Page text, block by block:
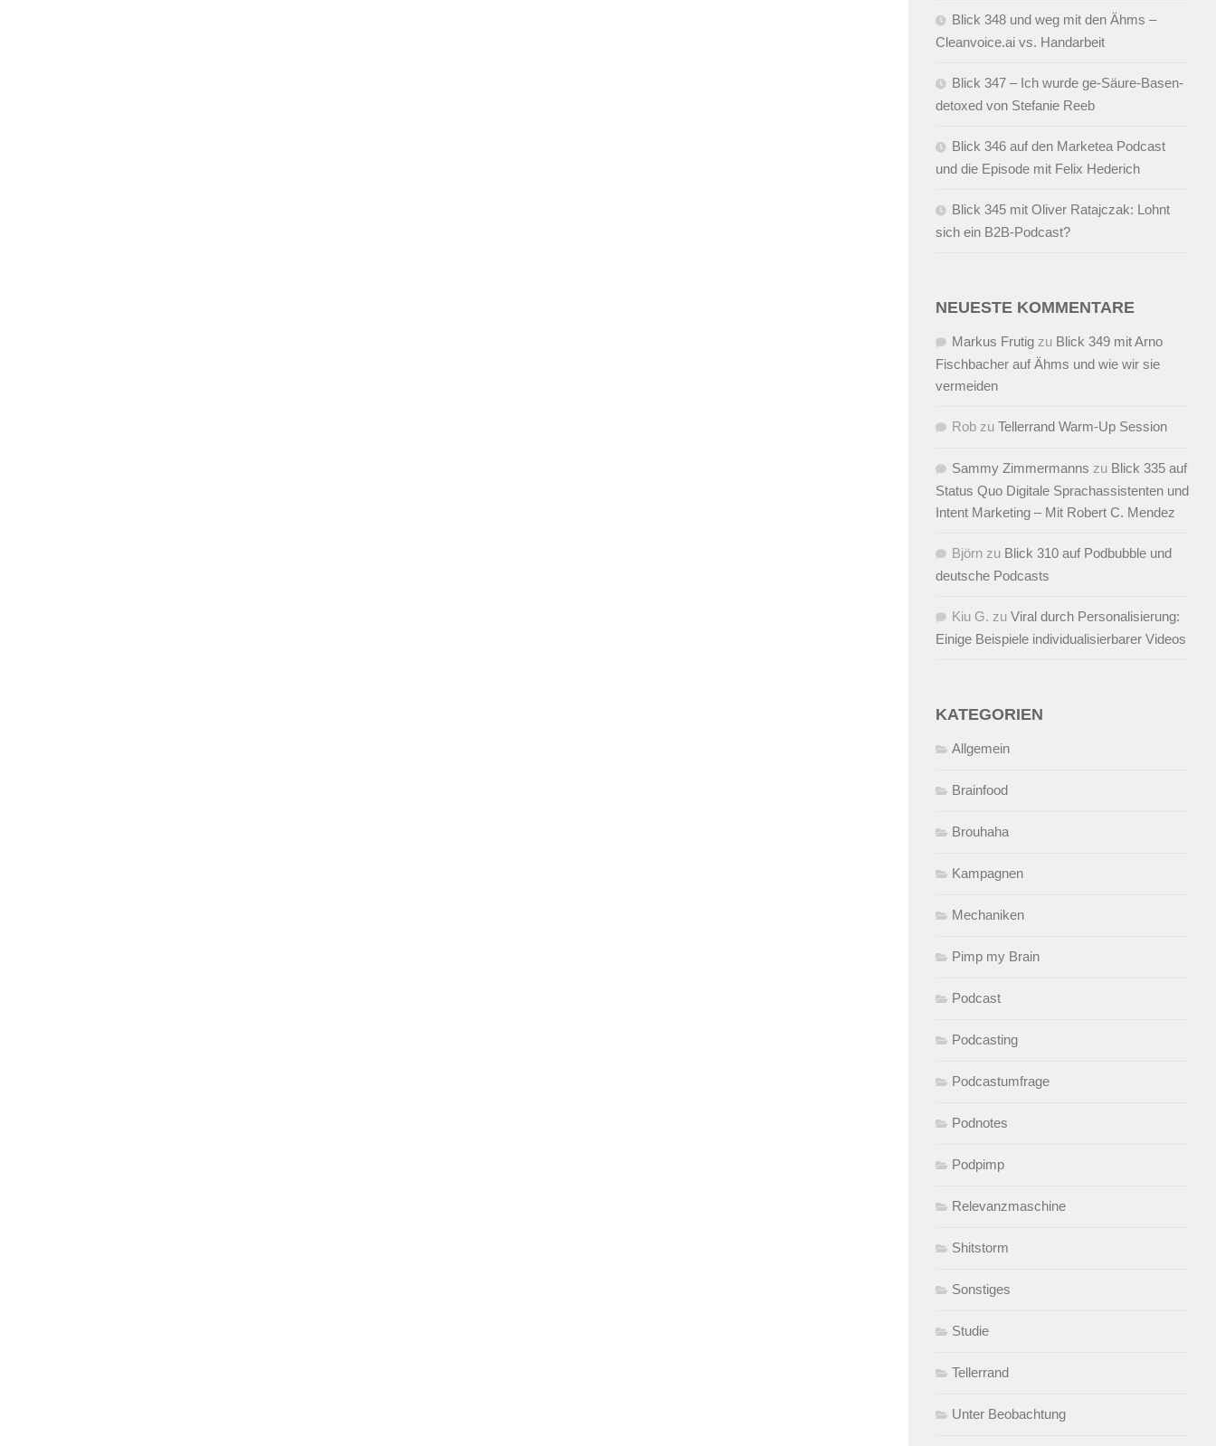
Blick 348 und weg mit den Ähms –
Cleanvoice.ai vs. Handarbeit
Blick 347 – Ich wurde ge-Säure-Basen-
detoxed von Stefanie Reeb
Blick 346 auf den Marketea Podcast
und die Episode mit Felix Hederich
Blick 345 mit Oliver Ratajczak: Lohnt
sich ein B2B-Podcast?
NEUESTE KOMMENTARE
Markus Frutig zu Blick 349 mit Arno
Fischbacher auf Ähms und wie wir sie
vermeiden
Rob zu Tellerrand Warm-Up Session
Sammy Zimmermanns zu Blick 335 auf
Status Quo Digitale Sprachassistenten und
Intent Marketing – Mit Robert C. Mendez
Björn zu Blick 310 auf Podbubble und
deutsche Podcasts
Kiu G. zu Viral durch Personalisierung:
Einige Beispiele individualisierbarer Videos
KATEGORIEN
Allgemein
Brainfood
Brouhaha
Kampagnen
Mechaniken
Pimp my Brain
Podcast
Podcasting
Podcastumfrage
Podnotes
Podpimp
Relevanzmaschine
Shitstorm
Sonstiges
Studie
Tellerrand
Unter Beobachtung